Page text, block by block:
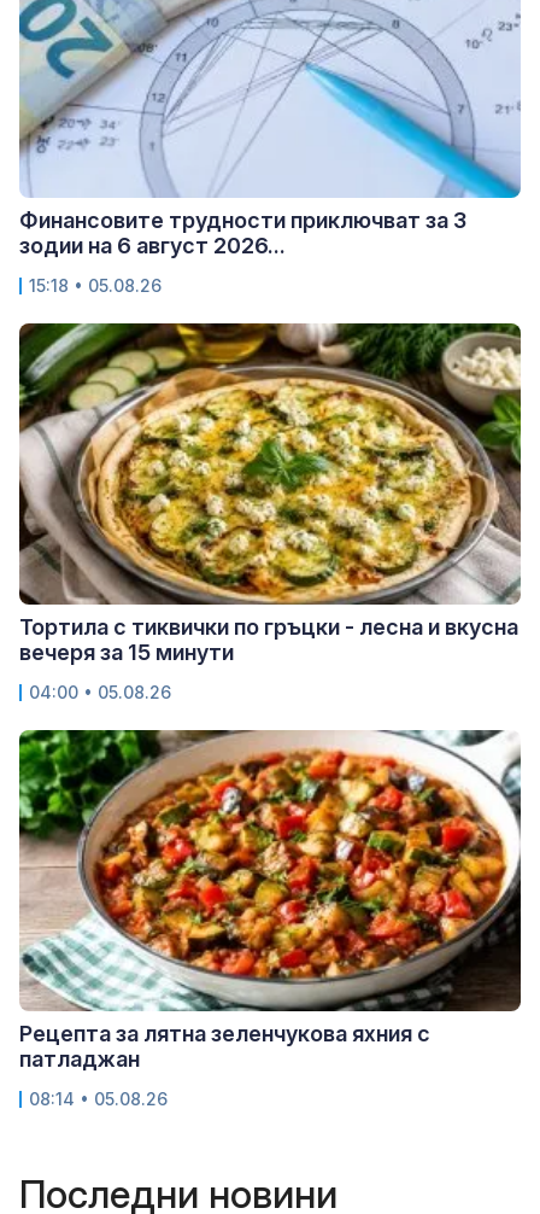
Финансовите трудности приключват за 3
зодии на 6 август 2026...
15:18 • 05.08.26
Тортила с тиквички по гръцки - лесна и вкусна
вечеря за 15 минути
04:00 • 05.08.26
Рецепта за лятна зеленчукова яхния с
патладжан
08:14 • 05.08.26
Последни новини